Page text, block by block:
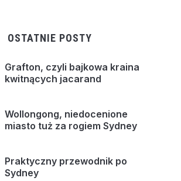
OSTATNIE POSTY
Grafton, czyli bajkowa kraina
kwitnących jacarand
Wollongong, niedocenione
miasto tuż za rogiem Sydney
Praktyczny przewodnik po
Sydney